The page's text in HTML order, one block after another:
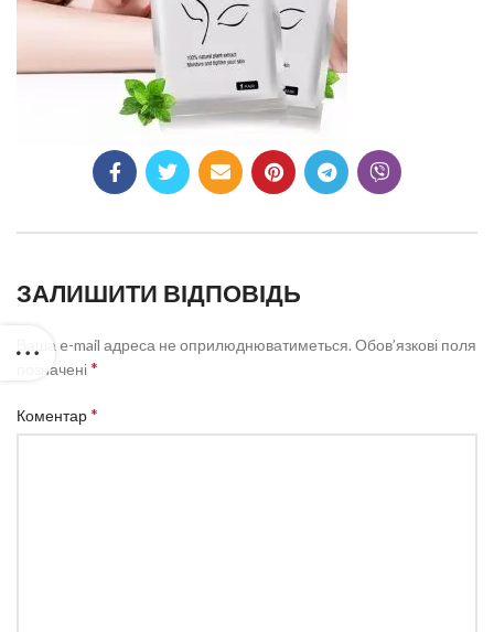
ЗАЛИШИТИ ВІДПОВІДЬ
Ваша e-mail адреса не оприлюднюватиметься. Обов’язкові поля
позначені*
Коментар*